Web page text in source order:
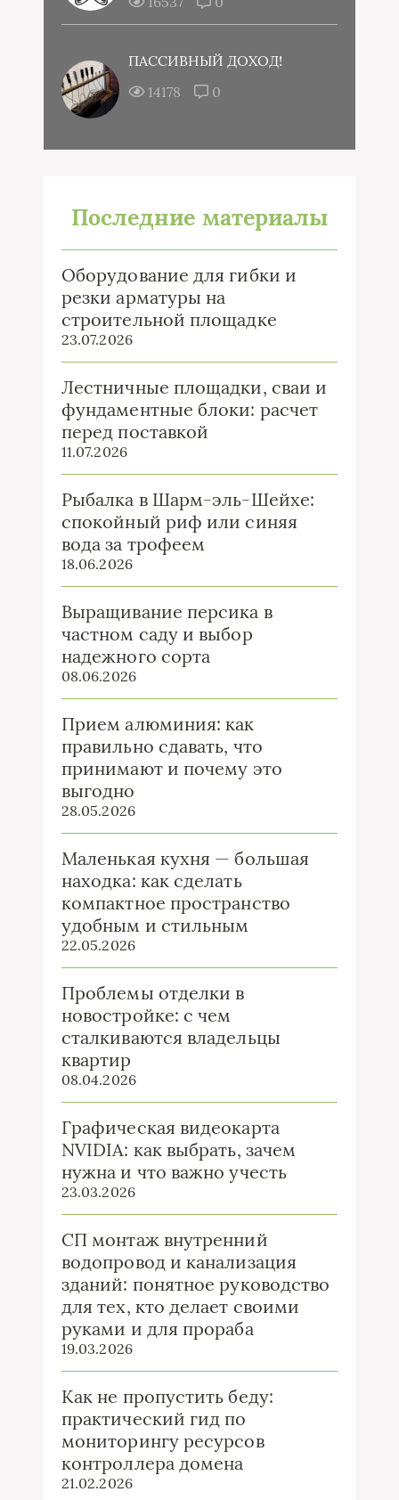
ПАССИВНЫЙ ДОХОД!
14178
0
Последние материалы
Оборудование для гибки и
резки арматуры на
строительной площадке
23.07.2026
Лестничные площадки, сваи и
фундаментные блоки: расчет
перед поставкой
11.07.2026
Рыбалка в Шарм-эль-Шейхе:
спокойный риф или синяя
вода за трофеем
18.06.2026
Выращивание персика в
частном саду и выбор
надежного сорта
08.06.2026
Прием алюминия: как
правильно сдавать, что
принимают и почему это
выгодно
28.05.2026
Маленькая кухня — большая
находка: как сделать
компактное пространство
удобным и стильным
22.05.2026
Проблемы отделки в
новостройке: с чем
сталкиваются владельцы
квартир
08.04.2026
Графическая видеокарта
NVIDIA: как выбрать, зачем
нужна и что важно учесть
23.03.2026
СП монтаж внутренний
водопровод и канализация
зданий: понятное руководство
для тех, кто делает своими
руками и для прораба
19.03.2026
Как не пропустить беду:
практический гид по
мониторингу ресурсов
контроллера домена
21.02.2026